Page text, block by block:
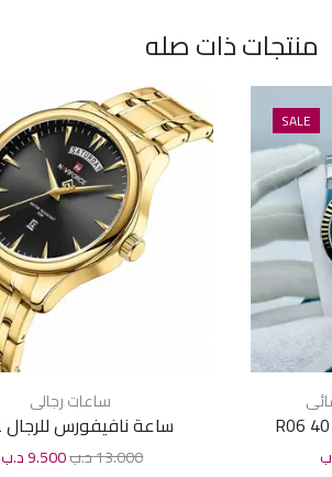
منتجات ذات صله
SALE
ساعات رجالى
ساعة نافيفورس للرجال M02
13.000د.ب9.500د.ب